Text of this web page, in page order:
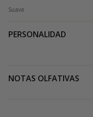
Suave
PERSONALIDAD
NOTAS OLFATIVAS